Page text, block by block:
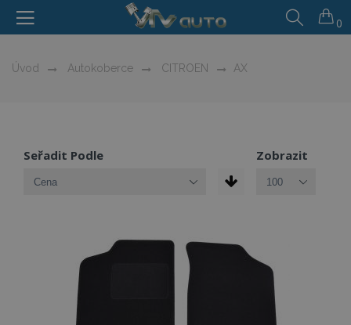
0
Úvod Autokoberce CITROEN AX
Seřadit Podle Zobrazit